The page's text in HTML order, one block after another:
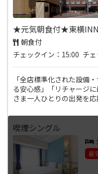
★元気朝食付★東横
朝食付
チェックイン：15:00 チ
「全店標準化された設備
る安心感」「リチャージ
さま一人ひとりの出発を
喫煙シングル
最